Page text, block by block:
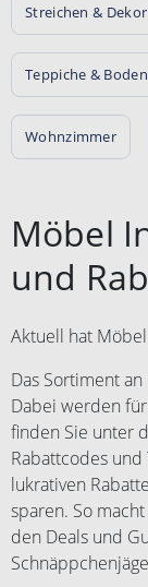
Streichen &
Teppiche &
Wohnzimmer
Möbel
und
Aktuell hat
Das Sortiment
Dabei werden
finden Sie unter
Rabattcodes
lukrativen
sparen. So
den Deals und